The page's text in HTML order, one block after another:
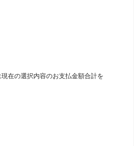
在の選択内容のお支払金額合計を